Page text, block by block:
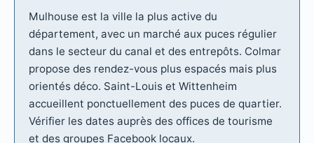
Mulhouse est la ville la plus active du
département, avec un marché aux puces régulier
dans le secteur du canal et des entrepôts. Colmar
propose des rendez-vous plus espacés mais plus
orientés déco. Saint-Louis et Wittenheim
accueillent ponctuellement des puces de quartier.
Vérifier les dates auprès des offices de tourisme
et des groupes Facebook locaux.